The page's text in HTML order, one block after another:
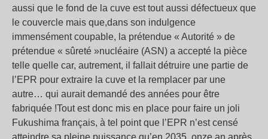
aussi que le fond de la cuve est tout aussi défectueux que
le couvercle mais que,dans son indulgence
immensément coupable, la prétendue « Autorité » de
prétendue « sûreté »nucléaire (ASN) a accepté la pièce
telle quelle car, autrement, il fallait détruire une partie de
l’EPR pour extraire la cuve et la remplacer par une
autre… qui aurait demandé des années pour être
fabriquée !Tout est donc mis en place pour faire un joli
Fukushima français, à tel point que l’EPR n’est censé